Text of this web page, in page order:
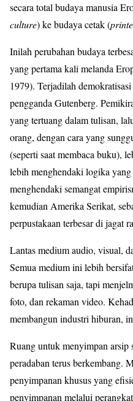
secara total budaya manusia
culture) ke budaya cetak (
Inilah perubahan budaya
yang pertama kali melanda
1979). Terjadilah
pengganda Gutenberg.
yang tertuang dalam tulisan,
orang, dengan cara yang
(seperti saat membaca buku),
lebih menghendaki logika
menghendaki semangat
kemudian Amerika Serikat,
perpustakaan terbesar di jagat
Lantas medium audio, visual,
Semua medium ini lebih
berupa tulisan saja, tapi
foto, dan rekaman video.
membangun industri hiburan,
Ruang untuk menyimpan arsip
peradaban terus berkembang.
penyimpanan khusus yang
penyimpanan melalui